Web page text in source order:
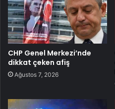
CHP Genel Merkezi’nde
dikkat çeken afiş
Ağustos 7, 2026